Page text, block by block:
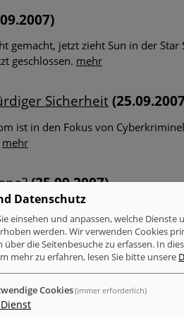
gemacht, jetzt zieht Sun in der
geschlossen. mehr
Sicherheit
ist in den Fokus von
mehr
(25.09.2007)
des Herstellers oder eine ernst
des Telefons
Trojaner Pushdo verbreiten
Datenschutz
einsehen und anpassen, welche
werden. Wir verwenden Cookies
über die Seitenbesuche zu erfassen. In
mehr zu erfahren, lesen Sie bitte unsere
Cookies(immer erforderlich)
Dienst